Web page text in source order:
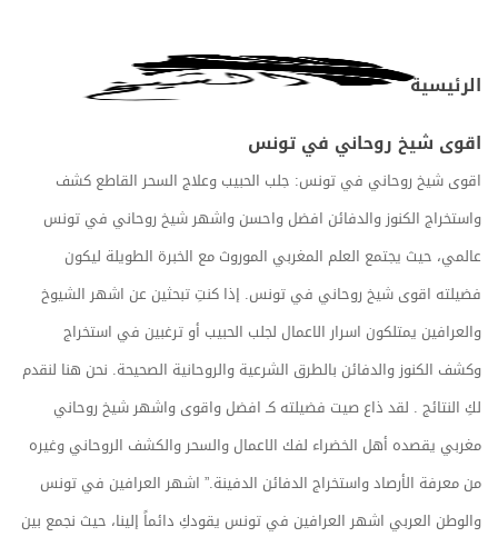
الرئيسية
اقوى شيخ روحاني في تونس
اقوى شيخ روحاني في تونس: جلب الحبيب وعلاج السحر القاطع كشف
واستخراج الكنوز والدفائن افضل واحسن واشهر شيخ روحاني في تونس
عالمي، حيث يجتمع العلم المغربي الموروث مع الخبرة الطويلة ليكون
فضيلته اقوى شيخ روحاني في تونس. إذا كنتِ تبحثين عن اشهر الشيوخ
والعرافين يمتلكون اسرار الاعمال لجلب الحبيب أو ترغبين في استخراج
وكشف الكنوز والدفائن بالطرق الشرعية والروحانية الصحيحة. نحن هنا لنقدم
لكِ النتائج . لقد ذاع صيت فضيلته كـ افضل واقوى واشهر شيخ روحاني
مغربي يقصده أهل الخضراء لفك الاعمال والسحر والكشف الروحاني وغيره
من معرفة الأرصاد واستخراج الدفائن الدفينة.” اشهر العرافين في تونس
والوطن العربي اشهر العرافين في تونس يقودكِ دائماً إلينا، حيث نجمع بين